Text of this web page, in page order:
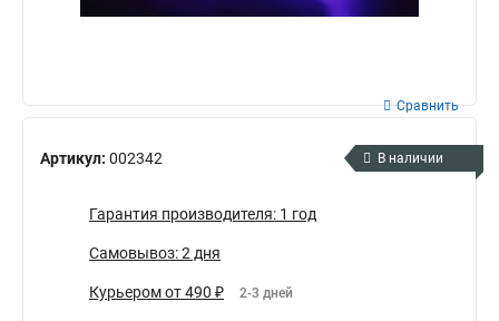
Артикул: 002342
Сравнить
В наличии
Гарантия производителя: 1 год
Самовывоз: 2 дня
Курьером от 490 ₽ 2-3 дней